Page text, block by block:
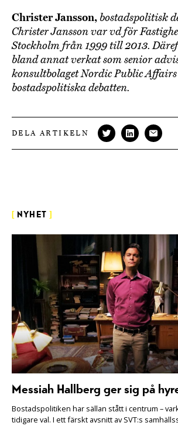
Christer Jansson,bostadspolitisk
Christer Jansson var vd för
Stockholm från 1999 till 2013.
bland annat verkat som senior
konsultbolaget Nordic Public
bostadspolitiska debatten.
DELA ARTIKELN
NYHET
Messiah Hallberg ger sig på
Bostadspolitiken har sällan stått i centrum –
tidigare val. I ett färskt avsnitt av SVT:s